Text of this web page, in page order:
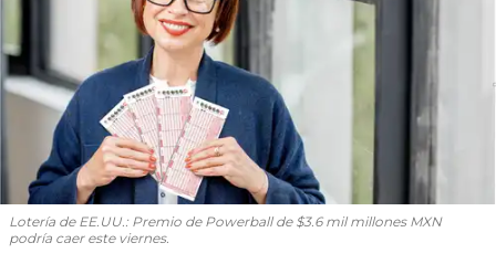
Lotería de EE.UU.: Premio de Powerball de $3.6 mil millones MXN
podría caer este viernes.